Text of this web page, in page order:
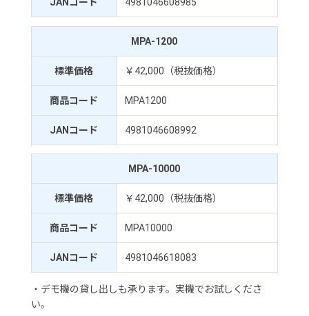
MPA-1200
標準価格 ￥42,000（税抜価格）
商品コード MPA1200
JANコード 4981046608992
MPA-10000
標準価格 ￥42,000（税抜価格）
商品コード MPA10000
JANコード 4981046618083
・デモ機の貸し出しも承ります。実機でお試しくださ
い。